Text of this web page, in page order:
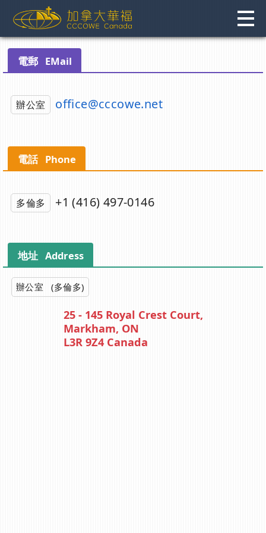
content
電郵 EMail
辦公室 office@cccowe.net
電話 Phone
多倫多 +1 (416) 497-0146
地址 Address
辦公室 (多倫多)
25 - 145 Royal Crest Court,
Markham, ON
L3R 9Z4 Canada